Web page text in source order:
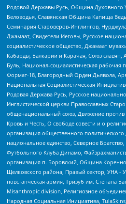
Родовой Державы Русь, Община Духовного
Беловодья, Славянская Община Капища
Семинария Староверов-Инглингов,
Джамаат, Свидетели Иеговы, Русское
социалистическое общество, Джамаат
Кабарды, Балкарии и Карачая, Союз славян,
Буль, Национал-социалистическая рабочая
Формат-18, Благородный Орден Дьявола,
Национальная Социалистическая
Родовая Держава Русь, Русское
Инглистической церкви Православных
общенациональный союз, Движение против
Кровь и Честь, О свободе совести и о
организация общественного политического
национальное единство, Северное
Футбольного Клуба Динамо,
организация п. Боровский, Община
Щелковского района, Правый сектор, УНА -
повстанческая армия, Тризуб им. Степана
Misanthropic division, Религиозное
Народная Социальная Инициатива,